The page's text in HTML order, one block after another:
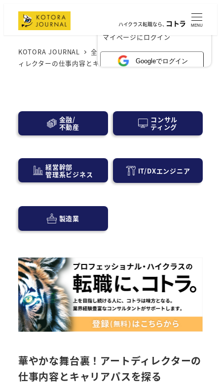
×
マイページにログイン
Googleでログイン
ハイクラス転職なら、コトラ MENU
KOTORA JOURNAL 全般
華やかな舞台裏！アートデ
ィレクターの仕事内容とキャリアパスを探る
金融/
不動産
コンサル
ティング
経営幹部
管理系ビジネス IT/DXエンジニア
製造業
華やかな舞台裏！アートディレクターの
仕事内容とキャリアパスを探る